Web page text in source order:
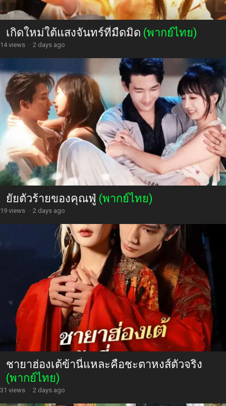
เกิดใหม่ใต้แสงจันทร์ที่มืดมิด (พากย์ไทย)
14 views · 2 days ago
ยัยตัวร้ายของคุณฟู่ (พากย์ไทย)
19 views · 2 days ago
ชายาฮ่องเต้ข้านี่แหละคือชะตาหงส์ตัวจริง
(พากย์ไทย)
31 views · 2 days ago